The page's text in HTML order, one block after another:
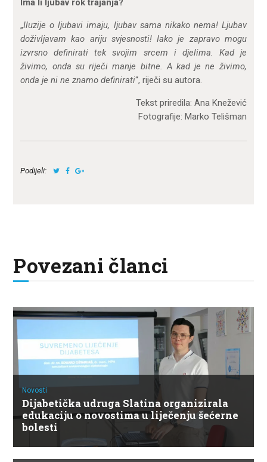
Ima li ljubav rok trajanja?
„Iluzije o ljubavi imaju, ljubav sama nikako nema! Ljubav
doživljavam kao ariju svjesnosti! Iako je zapravo mogu
izvrsno definirati tek svojim srcem i djelima. Kad je
živimo, onda su riječi manje bitne. A kad je ne živimo,
onda je ni ne znamo definirati“, riječi su autora.
Tekst priredila: Ana Knežević
Fotografije: Marko Telišman
Podijeli:
Povezani članci
Novosti
Dijabetička udruga Slatina organizirala
edukaciju o novostima u liječenju šećerne
bolesti